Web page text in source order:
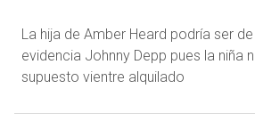
La hija de Amber Heard podría ser de
evidencia Johnny Depp pues la niña
supuesto vientre alquilado